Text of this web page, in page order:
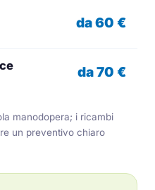
da 60 €
da 70 €
manodopera; i ricambi
un preventivo chiaro